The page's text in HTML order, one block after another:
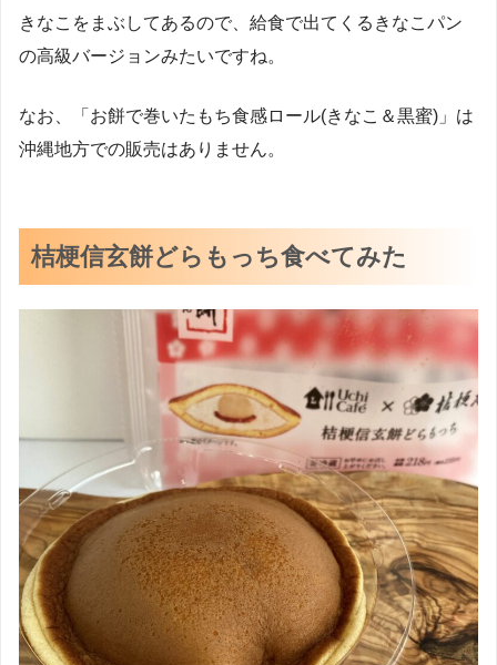
きなこをまぶしてあるので、給食で出てくるきなこパン
の高級バージョンみたいですね。
なお、「お餅で巻いたもち食感ロール(きなこ＆黒蜜)」は
沖縄地方での販売はありません。
桔梗信玄餅どらもっち食べてみた